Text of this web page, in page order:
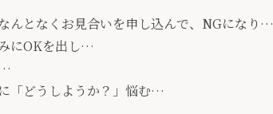
んとなくお見合いを申し込んで、NGになり…
にOKを出し…
「どうしようか？」悩む…